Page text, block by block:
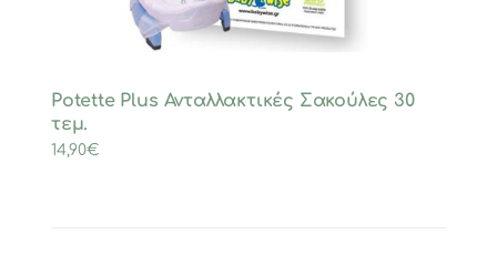
Potette Plus Ανταλλακτικές Σακούλες 30
τεμ.
14,90€